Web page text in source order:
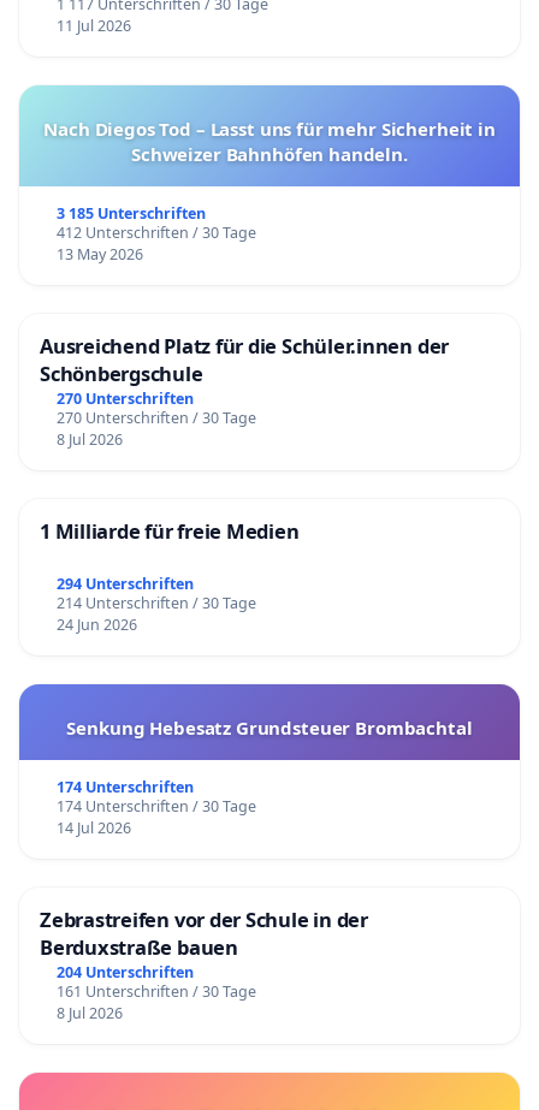
1 117 Unterschriften / 30 Tage
11 Jul 2026
Nach Diegos Tod – Lasst uns für mehr Sicherheit in
Schweizer Bahnhöfen handeln.
3 185 Unterschriften
412 Unterschriften / 30 Tage
13 May 2026
Ausreichend Platz für die Schüler.innen der
Schönbergschule
270 Unterschriften
270 Unterschriften / 30 Tage
8 Jul 2026
1 Milliarde für freie Medien
294 Unterschriften
214 Unterschriften / 30 Tage
24 Jun 2026
Senkung Hebesatz Grundsteuer Brombachtal
174 Unterschriften
174 Unterschriften / 30 Tage
14 Jul 2026
Zebrastreifen vor der Schule in der
Berduxstraße bauen
204 Unterschriften
161 Unterschriften / 30 Tage
8 Jul 2026